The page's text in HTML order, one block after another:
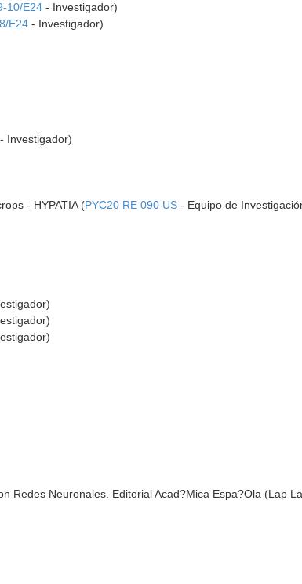
10/E24 - Investigador)
E24 - Investigador)
- Investigador)
- HYPATIA (PYC20 RE 090 US - Equipo de
Redes Neuronales. Editorial Acad?Mica Espa?Ola (Lap